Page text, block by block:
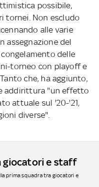
possibile,
tornei. Non escludo
alle varie
assegnazione del
delle
torneo con playoff e
che, ha aggiunto,
addirittura "un effetto
attuale sul '20-'21,
diverse".
giocatori e staff
prima squadra tra giocatori e